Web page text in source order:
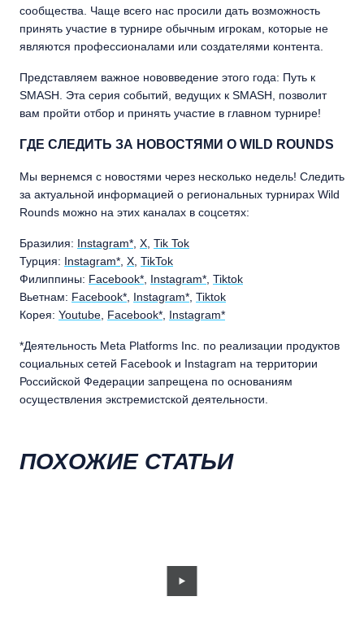
сообщества. Чаще всего нас просили дать возможность
принять участие в турнире обычным игрокам, которые не
являются профессионалами или создателями контента.
Представляем важное нововведение этого года: Путь к
SMASH. Эта серия событий, ведущих к SMASH, позволит
вам пройти отбор и принять участие в главном турнире!
ГДЕ СЛЕДИТЬ ЗА НОВОСТЯМИ О WILD ROUNDS
Мы вернемся с новостями через несколько недель! Следить
за актуальной информацией о региональных турнирах Wild
Rounds можно на этих каналах в соцсетях:
Бразилия: Instagram* X Tik Tok
Турция: Instagram* X TikTok
Филиппины: Facebook* Instagram* Tiktok
Вьетнам: Facebook* Instagram* Tiktok
Корея: Youtube Facebook* Instagram*
*Деятельность Meta Platforms Inc. по реализации продуктов
социальных сетей Facebook и Instagram на территории
Российской Федерации запрещена по основаниям
осуществления экстремистской деятельности.
ПОХОЖИЕ СТАТЬИ